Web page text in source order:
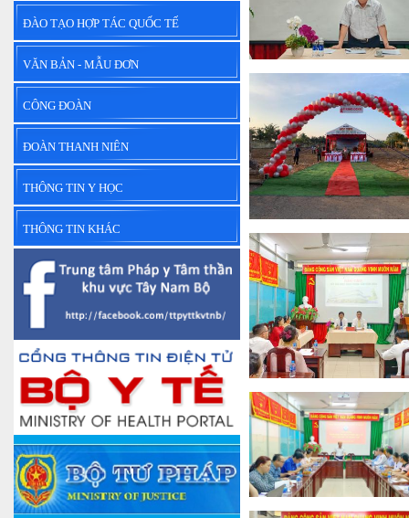
ĐÀO TẠO HỢP TÁC QUỐC TẾ
VĂN BẢN - MẪU ĐƠN
CÔNG ĐOÀN
ĐOÀN THANH NIÊN
THÔNG TIN Y HỌC
THÔNG TIN KHÁC